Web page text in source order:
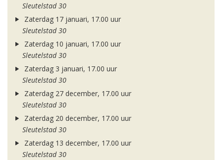
Sleutelstad 30
Zaterdag 17 januari, 17.00 uur
Sleutelstad 30
Zaterdag 10 januari, 17.00 uur
Sleutelstad 30
Zaterdag 3 januari, 17.00 uur
Sleutelstad 30
Zaterdag 27 december, 17.00 uur
Sleutelstad 30
Zaterdag 20 december, 17.00 uur
Sleutelstad 30
Zaterdag 13 december, 17.00 uur
Sleutelstad 30